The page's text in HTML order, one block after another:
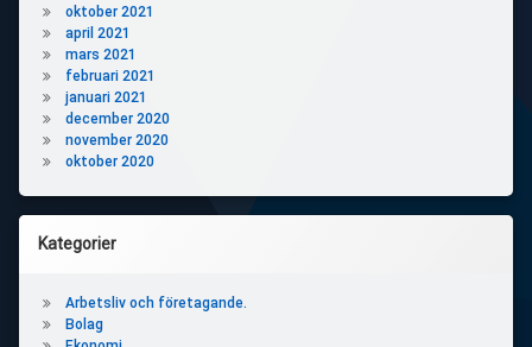
oktober 2021
april 2021
mars 2021
februari 2021
januari 2021
december 2020
november 2020
oktober 2020
Kategorier
Arbetsliv och företagande.
Bolag